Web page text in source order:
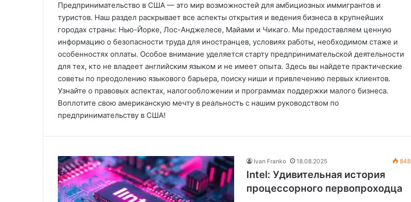
Предпринимательство в США — это мир возможностей для амбициозных иммигрантов и
туристов. Наш раздел раскрывает все аспекты открытия и ведения бизнеса в крупнейших
городах страны: Нью-Йорке, Лос-Анджелесе, Майами и Чикаго. Мы предоставляем ценную
информацию о безопасности труда для иностранцев, условиях работы, необходимом стаже и
особенностях оплаты. Особое внимание уделяется старту предпринимательской деятельности
для тех, кто не владеет английским языком и не имеет опыта. Здесь вы найдете практические
советы по преодолению языкового барьера, поиску ниши и привлечению первых клиентов.
Узнайте о правовых аспектах, налогообложении и программах поддержки малого бизнеса.
Воплотите свою американскую мечту в реальность с нашим руководством по
предпринимательству в США!
Ivan Franko 18.08.2025 848
Intel: Удивительная история
процессорного первопроходца